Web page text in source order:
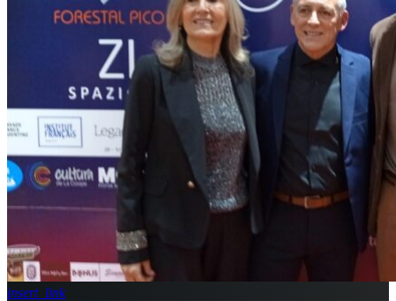
insert_link